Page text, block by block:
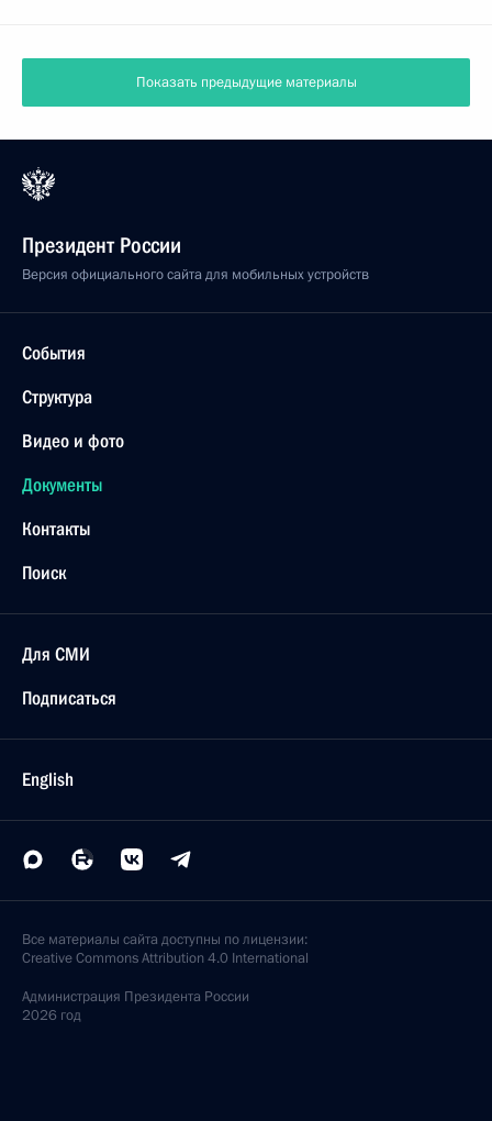
Показать предыдущие материалы
Президент России
Версия официального сайта для мобильных устройств
События
Структура
Видео и фото
Документы
Контакты
Поиск
Для СМИ
Подписаться
English
Все материалы сайта доступны по лицензии:
Creative Commons Attribution 4.0 International
Администрация Президента России
2026 год